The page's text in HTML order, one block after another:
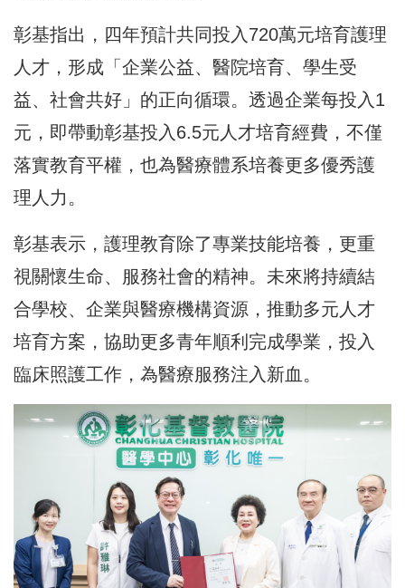
彰基指出，四年預計共同投入720萬元培育護理
人才，形成「企業公益、醫院培育、學生受
益、社會共好」的正向循環。透過企業每投入1
元，即帶動彰基投入6.5元人才培育經費，不僅
落實教育平權，也為醫療體系培養更多優秀護
理人力。
彰基表示，護理教育除了專業技能培養，更重
視關懷生命、服務社會的精神。未來將持續結
合學校、企業與醫療機構資源，推動多元人才
培育方案，協助更多青年順利完成學業，投入
臨床照護工作，為醫療服務注入新血。